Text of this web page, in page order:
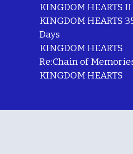
KINGDOM HEARTS II
KINGDOM HEARTS
Days
KINGDOM HEARTS
Re:Chain of
KINGDOM HEARTS